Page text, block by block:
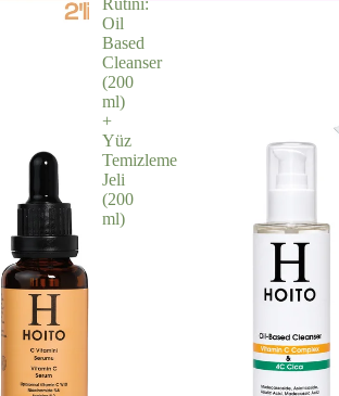
Rutini:
Oil
Based
Cleanser
(200
ml)
+
Yüz
Temizleme
Jeli
(200
ml)